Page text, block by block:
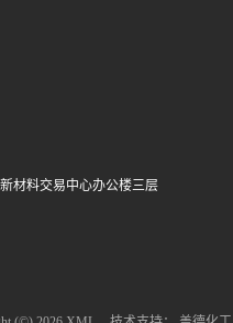
材料交易中心办公楼三层